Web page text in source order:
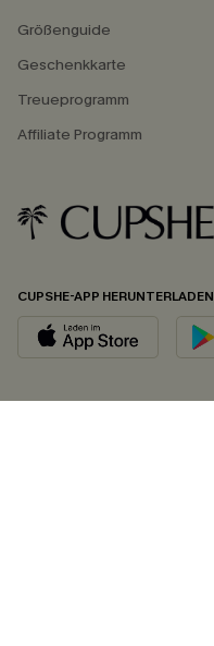
Größenguide
Geschenkkarte
Treueprogramm
Affiliate Programm
CUPSHE-APP HERUNTERLADEN